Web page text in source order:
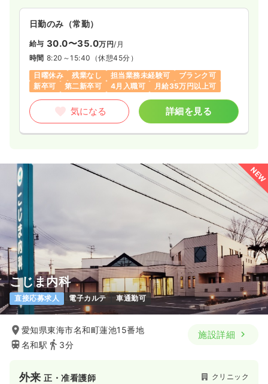
日勤のみ（常勤）
給与 30.0〜35.0万円/月
時間 8:20～15:40 （休憩45分）
日曜休み
残業なし 担当業務未経験可
ブランク可
新卒可
第二新卒可 4月入職可 月給35万円以上可
気になる 詳細を見る
NEW
こじま内科
直接応募求人 電子カルテ 車通勤可
愛知県東海市名和町蓮池15番地
名和駅
3分
施設詳細
外来正・准看護師 クリニック